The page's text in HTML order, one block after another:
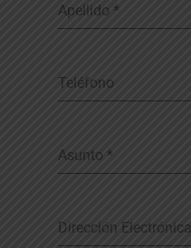
Apellido *
Teléfono
Asunto *
Dirección Electrónica